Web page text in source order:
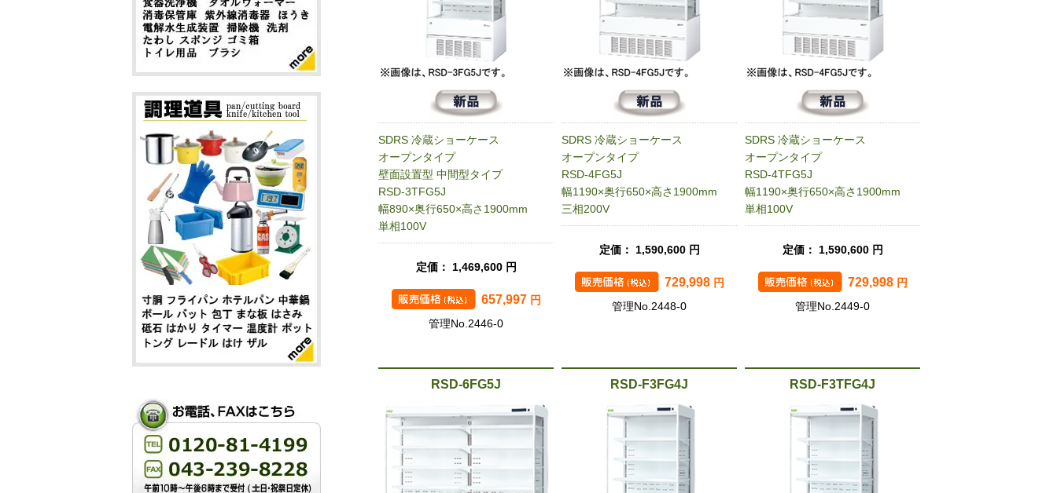
SDRS 冷蔵ショーケース
オープンタイプ
壁面設置型 中間型タイプ
RSD-3TFG5J
幅890×奥行650×高さ1900mm
単相100V
定価： 1,469,600 円
657,997 円
管理No.2446-0
SDRS 冷蔵ショーケース
オープンタイプ
RSD-4FG5J
幅1190×奥行650×高さ1900mm
三相200V
定価： 1,590,600 円
729,998 円
管理No.2448-0
SDRS 冷蔵ショーケース
オープンタイプ
RSD-4TFG5J
幅1190×奥行650×高さ1900mm
単相100V
定価： 1,590,600 円
729,998 円
管理No.2449-0
RSD-6FG5J RSD-F3FG4J RSD-F3TFG4J